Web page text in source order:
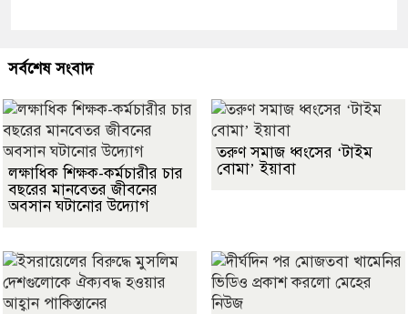
সর্বশেষ সংবাদ
লক্ষাধিক শিক্ষক-কর্মচারীর চার
বছরের মানবেতর জীবনের
অবসান ঘটানোর উদ্যোগ
তরুণ সমাজ ধ্বংসের ‘টাইম
বোমা’ ইয়াবা